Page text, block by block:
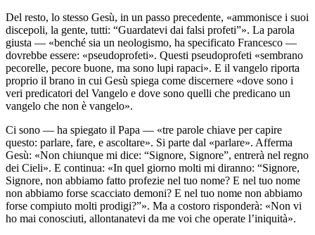
Del resto, lo stesso Gesù, in un passo precedente, «ammonisce i suoi
discepoli, la gente, tutti: “Guardatevi dai falsi profeti”». La parola
giusta — «benché sia un neologismo, ha specificato Francesco —
dovrebbe essere: «pseudoprofeti». Questi pseudoprofeti «sembrano
pecorelle, pecore buone, ma sono lupi rapaci». E il vangelo riporta
proprio il brano in cui Gesù spiega come discernere «dove sono i
veri predicatori del Vangelo e dove sono quelli che predicano un
vangelo che non è vangelo».
Ci sono — ha spiegato il Papa — «tre parole chiave per capire
questo: parlare, fare, e ascoltare». Si parte dal «parlare». Afferma
Gesù: «Non chiunque mi dice: “Signore, Signore”, entrerà nel regno
dei Cieli». E continua: «In quel giorno molti mi diranno: “Signore,
Signore, non abbiamo fatto profezie nel tuo nome? E nel tuo nome
non abbiamo forse scacciato demoni? E nel tuo nome non abbiamo
forse compiuto molti prodigi?”». Ma a costoro risponderà: «Non vi
ho mai conosciuti, allontanatevi da me voi che operate l’iniquità».